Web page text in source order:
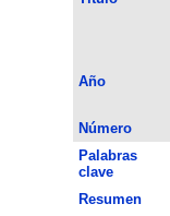
Año
Número
Palabras
clave
Resumen